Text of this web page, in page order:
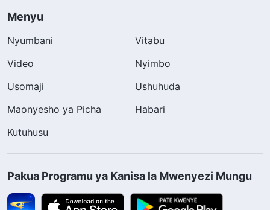
Menyu
Nyumbani
Vitabu
Video
Nyimbo
Usomaji
Ushuhuda
Maonyesho ya Picha
Habari
Kutuhusu
Pakua Programu ya Kanisa la Mwenyezi Mungu